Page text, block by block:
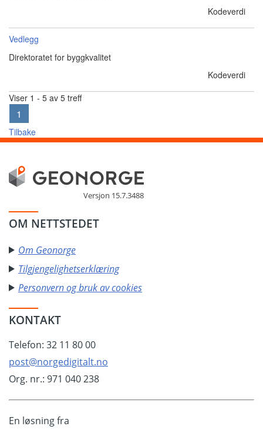
Kodeverdi
Vedlegg
Direktoratet for byggkvalitet
Kodeverdi
Viser 1 - 5 av 5 treff
1
Tilbake